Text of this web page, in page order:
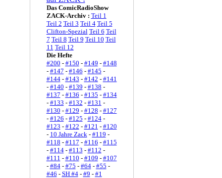
Das ComicRadioShow
ZACK-Archiv : Teil 1
Teil 2 Teil 3 Teil 4 Teil 5
Clifton-Spezial Teil 6 Teil
7 Teil 8 Teil 9 Teil 10 Teil
11 Teil 12
Die Hefte
#200 - #150 - #149 - #148
- #147 - #146 - #145 -
#144- #143 - #142 - #141
- #140 - #139 - #138 -
#137 - #136 - #135 - #134
- #133 - #132 - #131 -
#130 - #129 - #128 - #127
- #126 - #125 - #124-
#123 - #122 - #121 - #120
- 10 Jahre Zack- #119 -
#118 - #117 - #116 - #115
- #114- #113 - #112 -
#111 - #110 - #109 - #107
- #84- #75 - #64- #55 -
#46 - SH #4- #9 - #1